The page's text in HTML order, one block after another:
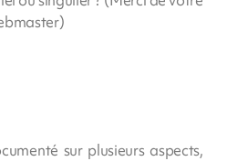
sur plusieurs aspects,